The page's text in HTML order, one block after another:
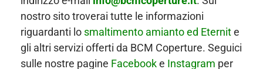
nostro sito troverai tutte le informazioni
riguardanti lo smaltimento amianto ed Eternite
gli altri servizi offerti da BCM Coperture. Seguici
sulle nostre pagine Facebooke Instagram per